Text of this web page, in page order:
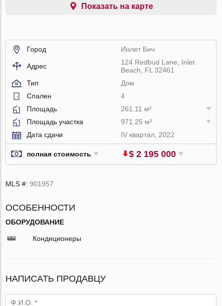
Показать на карте
Город Инлет Бич
Адрес
124 Redbud Lane, Inlet
Beach, FL 32461
Тип
Дом
Спален
4
Площадь
261.11 м²
Площадь участка
971.25 м²
Дата сдачи
IV квартал, 2022
полная стоимость $ 2 195 000
MLS #:901957
ОСОБЕННОСТИ
ОБОРУДОВАНИЕ
Кондиционеры
НАПИСАТЬ ПРОДАВЦУ